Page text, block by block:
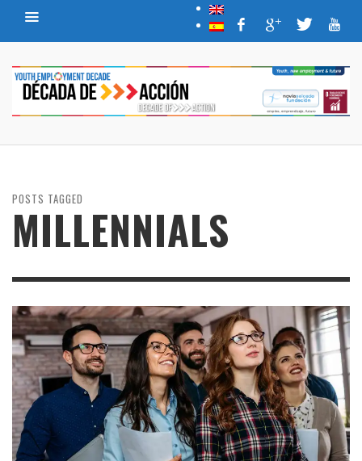
POSTS TAGGED
MILLENNIALS